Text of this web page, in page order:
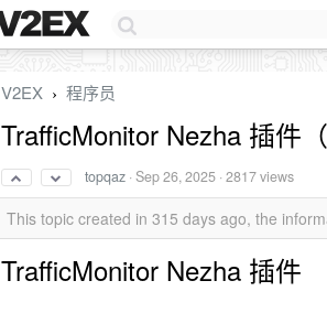
V2EX › 程序员
TrafficMonitor Nezha 插件
topqaz ·Sep 26, 2025 · 2817 views
This topic created in 315 days ago, the
TrafficMonitor Nezha 插件